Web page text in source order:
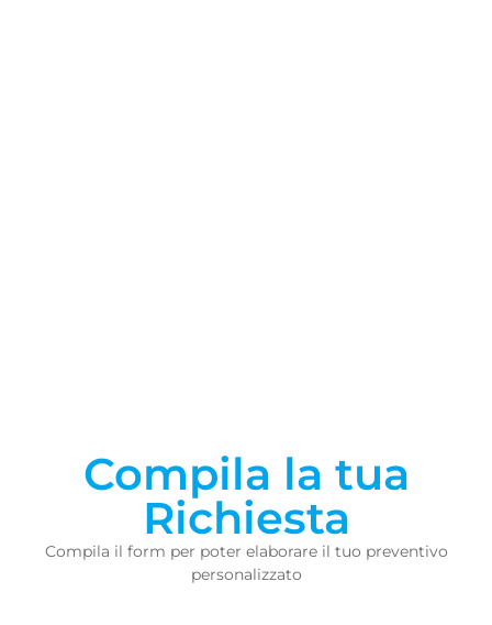
Compila la tua
Richiesta
Compila il form per poter elaborare il tuo preventivo
personalizzato